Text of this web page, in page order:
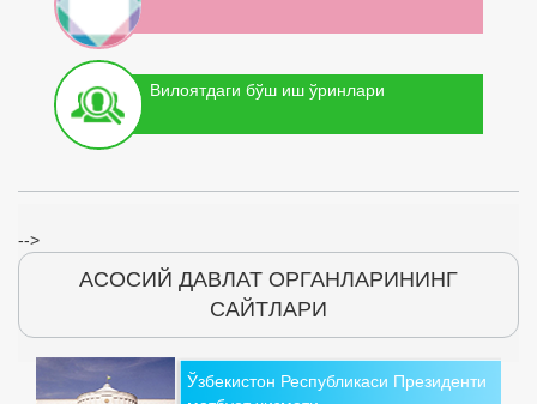
Вилоятдаги бўш иш ўринлари
-->
АСОСИЙ ДАВЛАТ ОРГАНЛАРИНИНГ
САЙТЛАРИ
Ўзбекистон Республикаси Президенти